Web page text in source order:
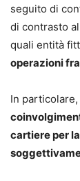
seguito di
di contrasto
quali entità
operazioni
In
cartiere per